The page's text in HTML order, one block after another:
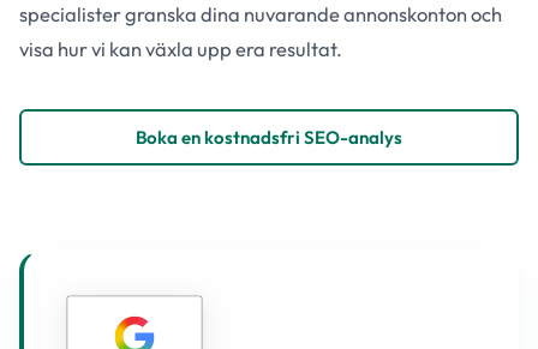
specialister granska dina nuvarande annonskonton och
visa hur vi kan växla upp era resultat.
Boka en kostnadsfri SEO-analys